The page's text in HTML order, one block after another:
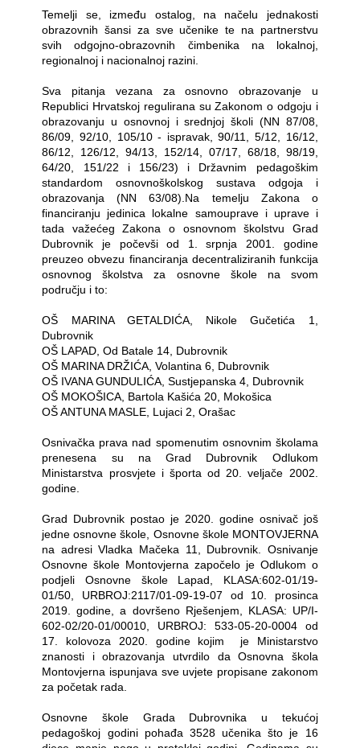
Temelji se, između ostalog, na načelu jednakosti
obrazovnih šansi za sve učenike te na partnerstvu
svih odgojno-obrazovnih čimbenika na lokalnoj,
regionalnoj i nacionalnoj razini.
Sva pitanja vezana za osnovno obrazovanje u
Republici Hrvatskoj regulirana su Zakonom o odgoju i
obrazovanju u osnovnoj i srednjoj školi (NN 87/08,
86/09, 92/10, 105/10 - ispravak, 90/11, 5/12, 16/12,
86/12, 126/12, 94/13, 152/14, 07/17, 68/18, 98/19,
64/20, 151/22 i 156/23) i Državnim pedagoškim
standardom osnovnoškolskog sustava odgoja i
obrazovanja (NN 63/08).Na temelju Zakona o
financiranju jedinica lokalne samouprave i uprave i
tada važećeg Zakona o osnovnom školstvu Grad
Dubrovnik je počevši od 1. srpnja 2001. godine
preuzeo obvezu financiranja decentraliziranih funkcija
osnovnog školstva za osnovne škole na svom
području i to:
OŠ MARINA GETALDIĆA, Nikole Gučetića 1,
Dubrovnik
OŠ LAPAD, Od Batale 14, Dubrovnik
OŠ MARINA DRŽIĆA, Volantina 6, Dubrovnik
OŠ IVANA GUNDULIĆA, Sustjepanska 4, Dubrovnik
OŠ MOKOŠICA, Bartola Kašića 20, Mokošica
OŠ ANTUNA MASLE, Lujaci 2, Orašac
Osnivačka prava nad spomenutim osnovnim školama
prenesena su na Grad Dubrovnik Odlukom
Ministarstva prosvjete i športa od 20. veljače 2002.
godine.
Grad Dubrovnik postao je 2020. godine osnivač još
jedne osnovne škole, Osnovne škole MONTOVJERNA
na adresi Vladka Mačeka 11, Dubrovnik. Osnivanje
Osnovne škole Montovjerna započelo je Odlukom o
podjeli Osnovne škole Lapad, KLASA:602-01/19-
01/50, URBROJ:2117/01-09-19-07 od 10. prosinca
2019. godine, a dovršeno Rješenjem, KLASA: UP/I-
602-02/20-01/00010, URBROJ: 533-05-20-0004 od
17. kolovoza 2020. godine kojim
je Ministarstvo
znanosti i obrazovanja utvrdilo da Osnovna škola
Montovjerna ispunjava sve uvjete propisane zakonom
za početak rada.
Osnovne škole Grada Dubrovnika u tekućoj
pedagoškoj godini pohađa 3528 učenika što je 16